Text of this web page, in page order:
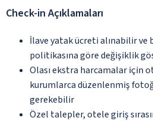
Check-in Açıklamaları
İlave yatak ücreti alınabilir ve
politikasına göre değişiklik
Olası ekstra harcamalar için
kurumlarca düzenlenmiş
gerekebilir
Özel talepler, otele giriş